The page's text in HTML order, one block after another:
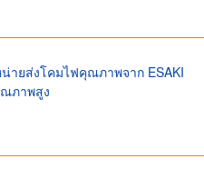
ายส่งโคมไฟคุณภาพจาก ESAKI
ภาพสูง